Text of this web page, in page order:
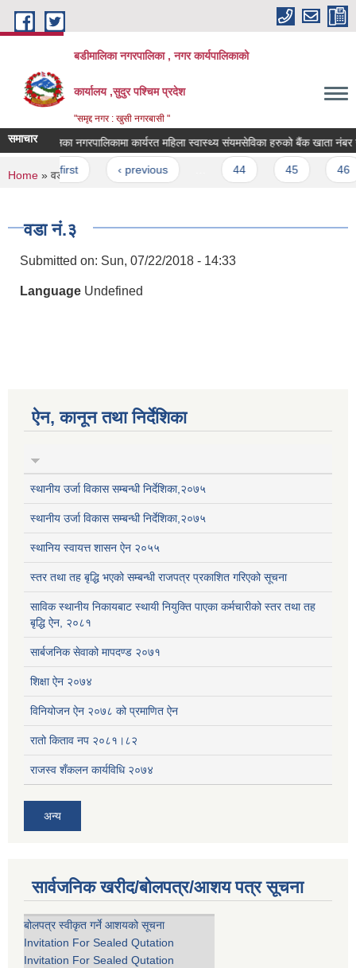
Skip to main content
बडीमालिका नगरपालिका , नगर कार्यपालिकाको
कार्यालय ,सुदुर पश्चिम प्रदेश
"समृद्द नगर : खुसी नगरबासी "
समाचार
बडीमालिका नगरपालिकामा कार्यरत महिला स्वास्थ्य संयमसेविका हरुको बैंक खाता नंबर
Pages
« first ‹ previous
You are here
Home » वडा नं.३
वडा नं.३
Submitted on: Sun, 07/22/2018 - 14:33
Language Undefined
ऐन, कानून तथा निर्देशिका
स्थानीय उर्जा विकास सम्बन्धी निर्देशिका,२०७५
स्थानीय उर्जा विकास सम्बन्धी निर्देशिका,२०७५
स्थानिय स्वायत्त शासन ऐन २०५५
स्तर तथा तह बृद्धि भएको सम्बन्धी राजपत्र प्रकाशित गरिएको सूचना
साविक स्थानीय निकायबाट स्थायी नियुक्ति पाएका कर्मचारीको स्तर तथा तह
बृद्धि ऐन, २०८१
सार्बजनिक सेवाको मापदण्ड २०७१
शिक्षा ऐन २०७४
विनियोजन ऐन २०७८ को प्रमाणित ऐन
रातो किताव नप २०८१।८२
राजस्व शँकलन कार्यविधि २०७४
अन्य
सार्वजनिक खरीद/बोलपत्र/आशय पत्र सूचना
बोलपत्र स्वीकृत गर्ने आशयको सूचना
Invitation For Sealed Qutation
Invitation For Sealed Qutation